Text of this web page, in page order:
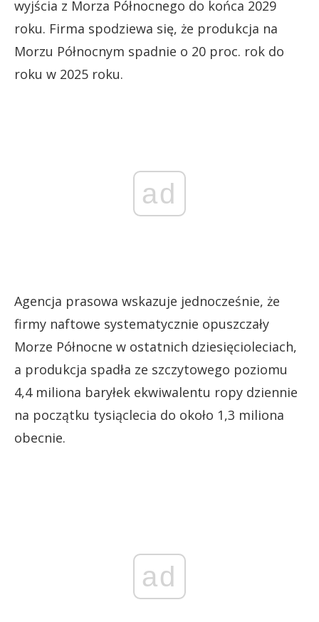
wyjścia z Morza Północnego do końca 2029
roku. Firma spodziewa się, że produkcja na
Morzu Północnym spadnie o 20 proc. rok do
roku w 2025 roku.
ad
Agencja prasowa wskazuje jednocześnie, że
firmy naftowe systematycznie opuszczały
Morze Północne w ostatnich dziesięcioleciach,
a produkcja spadła ze szczytowego poziomu
4,4 miliona baryłek ekwiwalentu ropy dziennie
na początku tysiąclecia do około 1,3 miliona
obecnie.
ad